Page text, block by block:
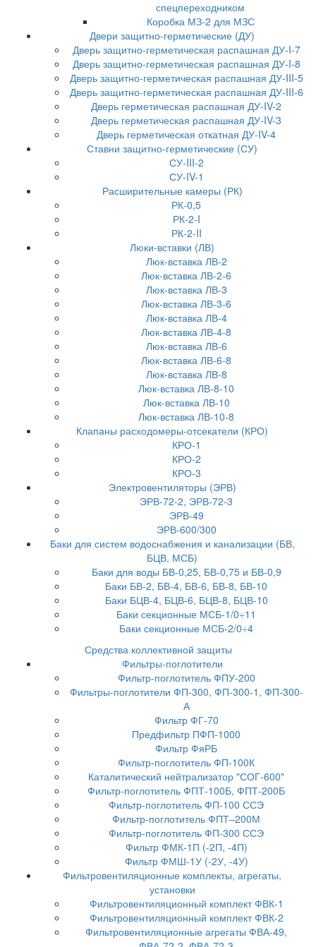
спецпереходником
Коробка МЗ-2 для МЗС
Двери защитно-герметические (ДУ)
Дверь защитно-герметическая распашная ДУ-I-7
Дверь защитно-герметическая распашная ДУ-I-8
Дверь защитно-герметическая распашная ДУ-III-5
Дверь защитно-герметическая распашная ДУ-III-6
Дверь герметическая распашная ДУ-IV-2
Дверь герметическая распашная ДУ-IV-3
Дверь герметическая откатная ДУ-IV-4
Ставни защитно-герметические (СУ)
СУ-III-2
СУ-IV-1
Расширительные камеры (РК)
РК-0,5
РК-2-I
РК-2-II
Люки-вставки (ЛВ)
Люк-вставка ЛВ-2
Люк-вставка ЛВ-2-6
Люк-вставка ЛВ-3
Люк-вставка ЛВ-3-6
Люк-вставка ЛВ-4
Люк-вставка ЛВ-4-8
Люк-вставка ЛВ-6
Люк-вставка ЛВ-6-8
Люк-вставка ЛВ-8
Люк-вставка ЛВ-8-10
Люк-вставка ЛВ-10
Люк-вставка ЛВ-10-8
Клапаны расходомеры-отсекатели (КРО)
КРО-1
КРО-2
КРО-3
Электровентиляторы (ЭРВ)
ЭРВ-72-2, ЭРВ-72-3
ЭРВ-49
ЭРВ-600/300
Баки для систем водоснабжения и канализации (БВ,
БЦВ, МСБ)
Баки для воды БВ-0,25, БВ-0,75 и БВ-0,9
Баки БВ-2, БВ-4, БВ-6, БВ-8, БВ-10
Баки БЦВ-4, БЦВ-6, БЦВ-8, БЦВ-10
Баки секционные МСБ-1/0÷11
Баки секционные МСБ-2/0÷4
Средства коллективной защиты
Фильтры-поглотители
Фильтр-поглотитель ФПУ-200
Фильтры-поглотители ФП-300, ФП-300-1, ФП-300-
А
Фильтр ФГ-70
Предфильтр ПФП-1000
Фильтр ФяРБ
Фильтр-поглотитель ФП-100К
Каталитический нейтрализатор "СОГ-600"
Фильтр-поглотитель ФПТ-100Б, ФПТ-200Б
Фильтр-поглотитель ФП-100 ССЭ
Фильтр-поглотитель ФПТ–200М
Фильтр-поглотитель ФП-300 ССЭ
Фильтр ФМК-1П (-2П, -4П)
Фильтр ФМШ-1У (-2У, -4У)
Фильтровентиляционные комплекты, агрегаты,
установки
Фильтровентиляционный комплект ФВК-1
Фильтровентиляционный комплект ФВК-2
Фильтровентиляционные агрегаты ФВА-49,